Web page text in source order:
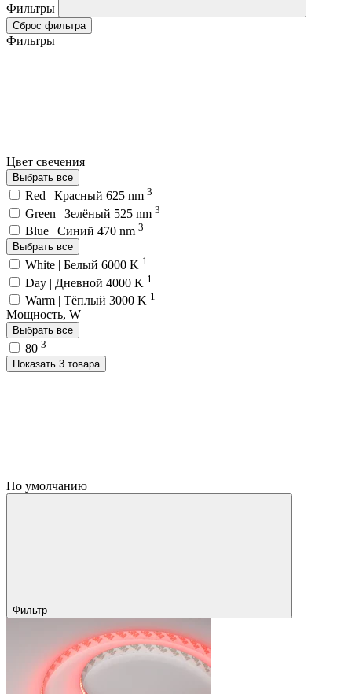
Фильтры
Сброс фильтра
Фильтры
Цвет свечения
Выбрать все
Red | Красный 625 nm 3
Green | Зелёный 525 nm 3
Blue | Синий 470 nm 3
Выбрать все
White | Белый 6000 K 1
Day | Дневной 4000 K 1
Warm | Тёплый 3000 K 1
Мощность, W
Выбрать все
80 3
Показать 3 товара
По умолчанию
Фильтр